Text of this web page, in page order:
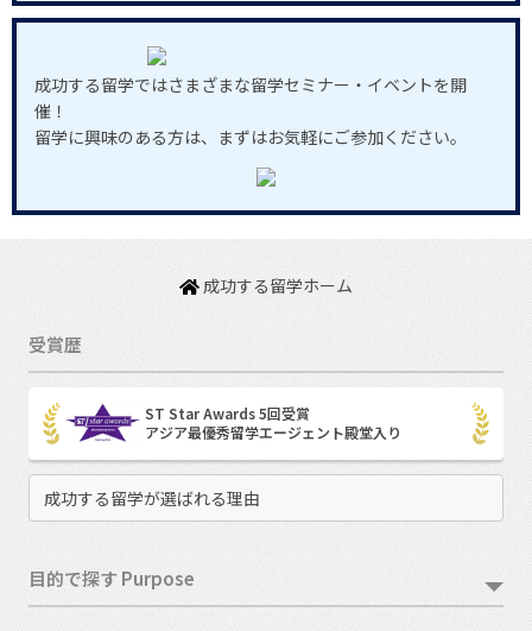
成功する留学ではさまざまな留学セミナー・イベントを開
催！
留学に興味のある方は、まずはお気軽にご参加ください。
成功する留学ホーム
受賞歴
ST Star Awards 5回受賞
アジア最優秀留学エージェント殿堂入り
成功する留学が選ばれる理由
目的で探す Purpose